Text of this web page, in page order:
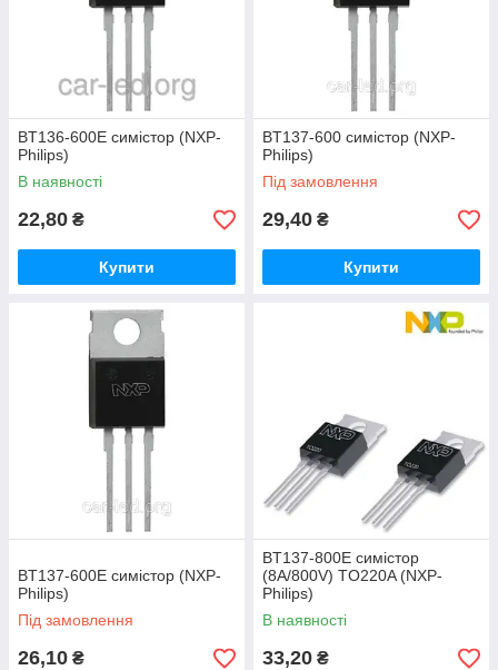
BT136-600E симістор (NXP-
Philips)
В наявності
22,80 ₴
Купити
BT137-600 симістор (NXP-
Philips)
Під замовлення
29,40 ₴
Купити
BT137-600E симістор (NXP-
Philips)
Під замовлення
26,10 ₴
BT137-800E симістор
(8A/800V) TO220A (NXP-
Philips)
В наявності
33,20 ₴